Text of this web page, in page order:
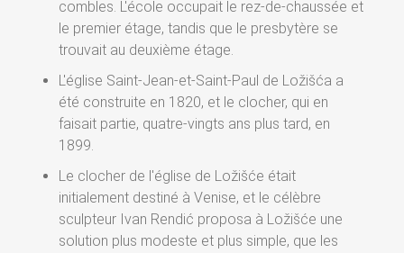
combles. L'école occupait le rez-de-chaussée et
le premier étage, tandis que le presbytère se
trouvait au deuxième étage.
L'église Saint-Jean-et-Saint-Paul de Ložišća a
été construite en 1820, et le clocher, qui en
faisait partie, quatre-vingts ans plus tard, en
1899.
Le clocher de l'église de Ložišće était
initialement destiné à Venise, et le célèbre
sculpteur Ivan Rendić proposa à Ložišće une
solution plus modeste et plus simple, que les